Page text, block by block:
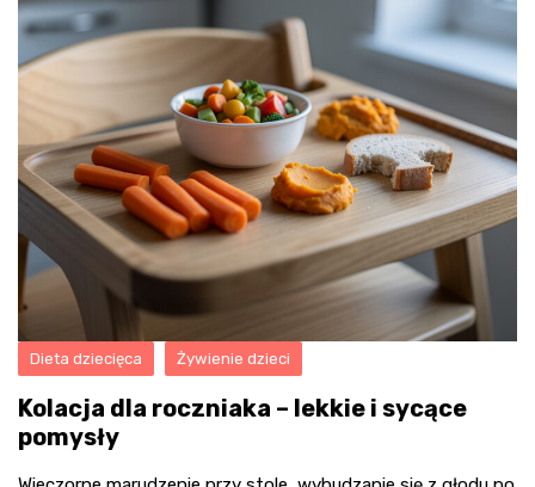
Dieta dziecięca Żywienie dzieci
Kolacja dla roczniaka – lekkie i sycące
pomysły